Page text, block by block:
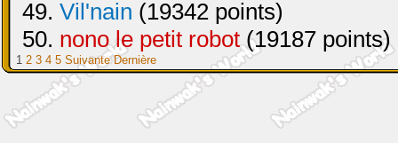
49. Vil'nain (19342 points)
50. nono le petit robot(19187 points)
1 2 3 4 5 Suivante Dernière